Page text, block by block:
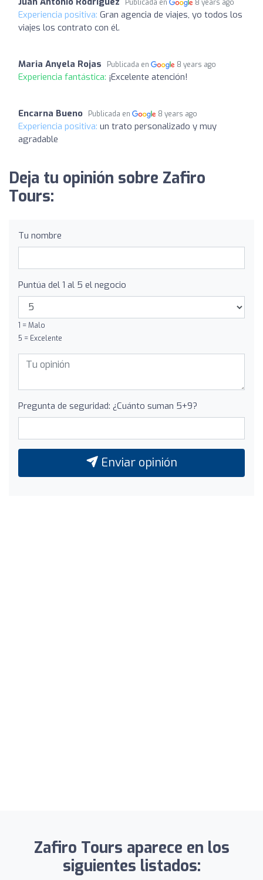
Publicada en 8 years ago
Experiencia positiva: Gran agencia de viajes, yo todos los
viajes los contrato con él.
Maria Anyela Rojas Publicada en 8 years ago
Experiencia fantástica: ¡Excelente atención!
Encarna Bueno Publicada en 8 years ago
Experiencia positiva: un trato personalizado y muy
agradable
Deja tu opinión sobre Zafiro
Tours:
Tu nombre
Puntúa del 1 al 5 el negocio
1 = Malo
5 = Excelente
Pregunta de seguridad: ¿Cuánto suman 5+9?
Enviar opinión
Zafiro Tours aparece en los
siguientes listados: